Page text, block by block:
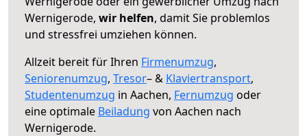
Wernigerode, wir helfen, damit Sie problemlos
und stressfrei umziehen können.
Allzeit bereit für Ihren Firmenumzug,
Seniorenumzug, Tresor– & Klaviertransport,
Studentenumzug in Aachen, Fernumzug oder
eine optimale Beiladung von Aachen nach
Wernigerode.